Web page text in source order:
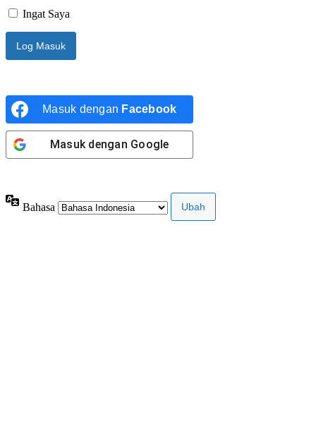
Ingat Saya
Masuk dengan Facebook
Masuk dengan Google
Bahasa